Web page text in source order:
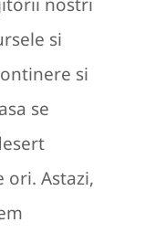
nostri
si
si
se
ori. Astazi,